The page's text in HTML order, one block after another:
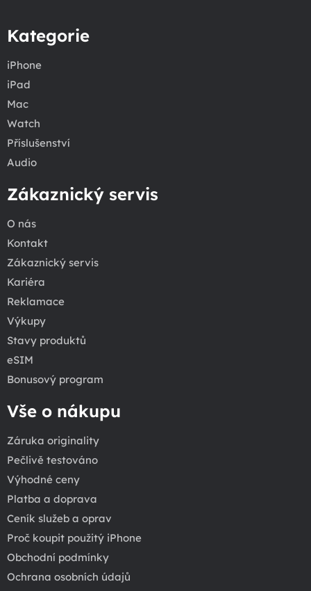
Kategorie
iPhone
iPad
Mac
Watch
Příslušenství
Audio
Zákaznický servis
O nás
Kontakt
Zákaznický servis
Kariéra
Reklamace
Výkupy
Stavy produktů
eSIM
Bonusový program
Vše o nákupu
Záruka originality
Pečlivě testováno
Výhodné ceny
Platba a doprava
Ceník služeb a oprav
Proč koupit použitý iPhone
Obchodní podmínky
Ochrana osobních údajů